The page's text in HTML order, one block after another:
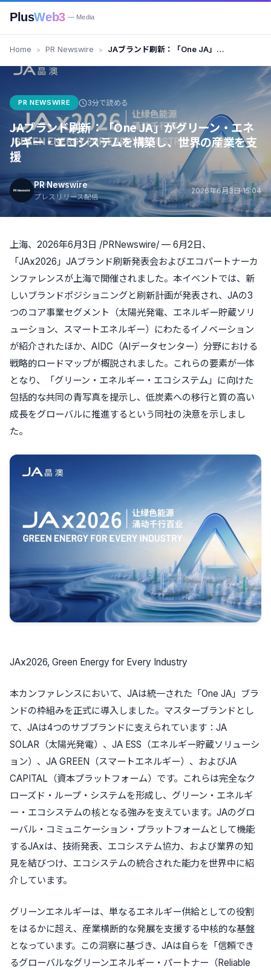
PlusWeb3 — Media
Home PR Newswire
JAブランド刷新：「One JA」が
テムを構築し、世界の産業を支援
PR NEWSWIRE 3分で読める
JAブランド刷新：「One JA」がグリーン・エネ
ルギー・エコシステムを構築し、世界の産業を支
援
PR Newswire
プレスリリース配信
2026年6月3日 15:04
上海、2026年6月3日 /PRNewswire/ — 6月2日、
「JAx2026」JAブランド刷新発表会およびエコパートナーカ
ンファレンスが上海で開催されました。本イベントでは、新
しいブランドポジショニングと刷新計画が発表され、JAの3
つのコア事業セグメント（太陽光発電、エネルギー貯蔵ソリ
ューション、スマートエネルギー）にわたるイノベーション
が紹介されたほか、AIDC（AIデータセンター）分野における
戦略的ロードマップが概説されました。これらの要素が一体
となり、「グリーン・エネルギー・エコシステム」に向けた
包括的な共同の青写真を提示し、低炭素への移行と質の高い
成長をグローバルに推進するという同社の決意を示しまし
た。
JAx2026, Green Energy for Every Industry
本カンファレンスにおいて、JAは統一された「One JA」ブラ
ンドの枠組みを正式に導入しました。マスターブランドとし
て、JAは4つのサブブランドに支えられています：JA
SOLAR（太陽光発電）、JA ESS（エネルギー貯蔵ソリューシ
ョン）、JA GREEN（スマートエネルギー）、およびJA
CAPITAL（資本プラットフォーム）です。これらは完全なク
ローズド・ループ・システムを形成し、グリーン・エネルギ
ー・エコシステムの核となる強みを支えています。JAのグロ
ーバル・コミュニケーション・プラットフォームとして機能
するJAxは、技術発表、エコシステム協力、および業界の知
見を結びつけ、エコシステムの統合された能力を世界中に紹
介しています。
グリーンエネルギーは、単なるエネルギー供給としての役割
をはるかに超え、産業横断的な発展を支援する中核的な基盤
となっています。この洞察に基づき、JAは自らを「信頼でき
るグローバルなグリーンエネルギー・パートナー（Reliable